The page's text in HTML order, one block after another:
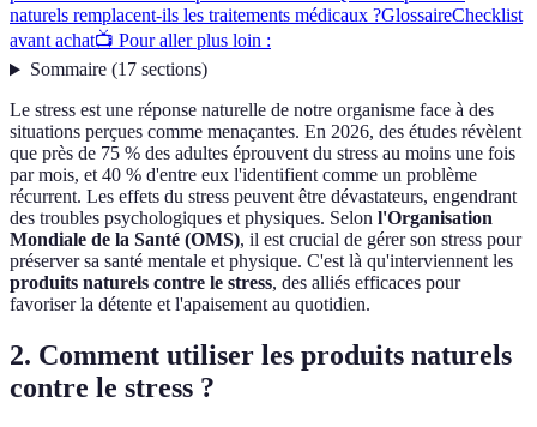
naturels remplacent-ils les traitements médicaux ?GlossaireChecklist
avant achat📺 Pour aller plus loin :
Sommaire(17 sections)
Le stress est une réponse naturelle de notre organisme face à des
situations perçues comme menaçantes. En 2026, des études révèlent
que près de 75 % des adultes éprouvent du stress au moins une fois
par mois, et 40 % d'entre eux l'identifient comme un problème
récurrent. Les effets du stress peuvent être dévastateurs, engendrant
des troubles psychologiques et physiques. Selon l'Organisation
Mondiale de la Santé (OMS), il est crucial de gérer son stress pour
préserver sa santé mentale et physique. C'est là qu'interviennent les
produits naturels contre le stress, des alliés efficaces pour
favoriser la détente et l'apaisement au quotidien.
2. Comment utiliser les produits naturels
contre le stress ?